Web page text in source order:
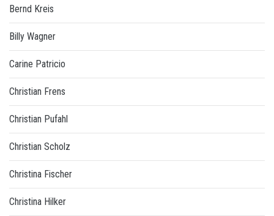
Bernd Kreis
Billy Wagner
Carine Patricio
Christian Frens
Christian Pufahl
Christian Scholz
Christina Fischer
Christina Hilker